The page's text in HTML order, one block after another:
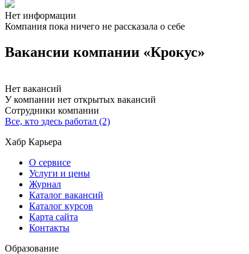
Нет информации
Компания пока ничего не рассказала о себе
Вакансии компании «Крокус»
Нет вакансий
У компании нет открытых вакансий
Сотрудники компании
Все, кто здесь работал (2)
Хабр Карьера
О сервисе
Услуги и цены
Журнал
Каталог вакансий
Каталог курсов
Карта сайта
Контакты
Образование